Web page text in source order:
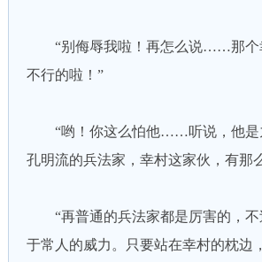
“别侮辱我啦！再怎么说……那个
不行的啦！”
“哟！你这么怕他……听说，他是
孔明流的兵法家，幸村这家伙，有那
“再普通的兵法家都是厉害的，不
于常人的威力。只要站在幸村的枕边